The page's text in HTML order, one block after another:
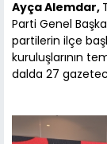
Ayça Alemdar,
Parti Genel
partilerin ilçe
kuruluşlarının
dalda 27